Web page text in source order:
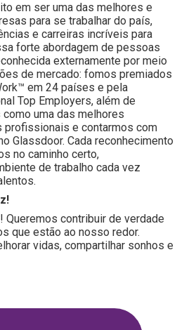
em ser uma das melhores e
para se trabalhar do país,
e carreiras incríveis para
forte abordagem de pessoas
externamente por meio
de mercado: fomos premiados
em 24 países e pela
Top Employers, além de
uma das melhores
profissionais e contarmos com
Glassdoor. Cada reconhecimento
no caminho certo,
de trabalho cada vez
Queremos contribuir de verdade
que estão ao nosso redor.
vidas, compartilhar sonhos e